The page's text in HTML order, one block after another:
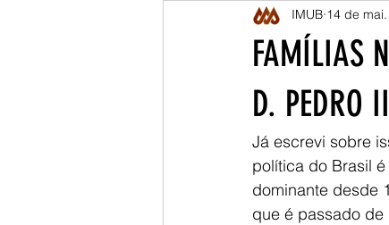
FAMÍLIAS
D. PEDRO II
IMUB 14 de
Já escrevi sobre
política do Brasil
dominante desde
que é passado de